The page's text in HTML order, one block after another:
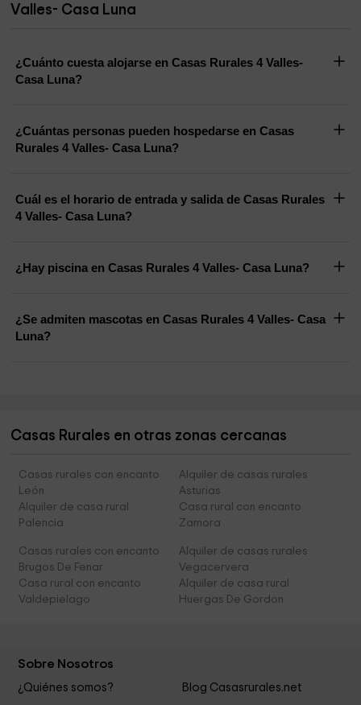
Valles- Casa Luna
¿Cuánto cuesta alojarse en Casas Rurales 4 Valles-
Casa Luna?
¿Cuántas personas pueden hospedarse en Casas
Rurales 4 Valles- Casa Luna?
Cuál es el horario de entrada y salida de Casas Rurales
4 Valles- Casa Luna?
¿Hay piscina en Casas Rurales 4 Valles- Casa Luna?
¿Se admiten mascotas en Casas Rurales 4 Valles- Casa
Luna?
Casas Rurales en otras zonas cercanas
Casas rurales con encanto
León
Alquiler de casas rurales
Asturias
Alquiler de casa rural
Palencia
Casa rural con encanto
Zamora
Casas rurales con encanto
Brugos De Fenar
Alquiler de casas rurales
Vegacervera
Casa rural con encanto
Valdepielago
Alquiler de casa rural
Huergas De Gordon
Sobre Nosotros
¿Quiénes somos? Blog Casasrurales.net